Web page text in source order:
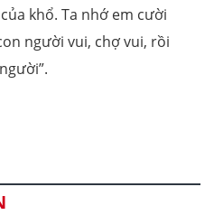
khổ. Ta nhớ em cười
người vui, chợ vui, rồi